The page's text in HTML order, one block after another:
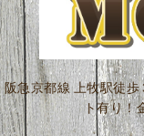
阪急京都線 上牧駅徒
ト有り！